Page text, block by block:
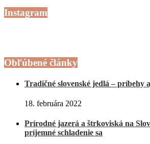
Instagram
Obľúbené články
Tradičné slovenské jedlá – príbehy
18. februára 2022
Prírodné jazerá a štrkoviská na
príjemné schladenie sa